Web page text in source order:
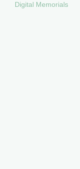
Digital Memorials